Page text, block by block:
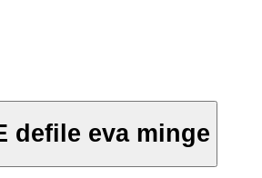
defile eva minge